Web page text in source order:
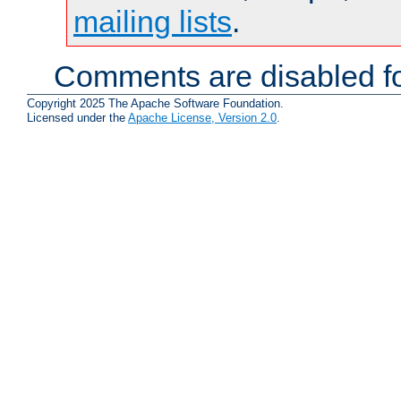
mailing lists.
Comments are disabled
Copyright 2025 The Apache Software Foundation.
Licensed under the Apache License, Version 2.0.